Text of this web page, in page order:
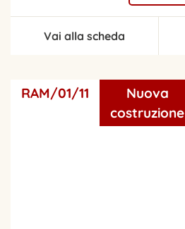
Vai alla scheda
RAM/01/11
Nuova
costruzione